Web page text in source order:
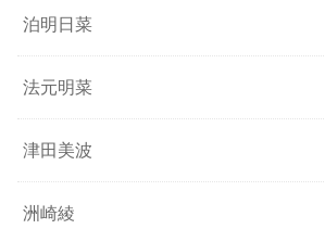
泊明日菜
法元明菜
津田美波
洲崎綾